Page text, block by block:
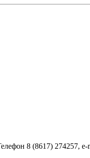
8 (8617) 274257, e-